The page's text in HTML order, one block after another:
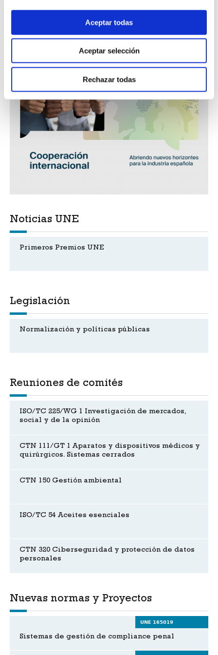
Aceptar todas
Aceptar selección
Rechazar todas
Noticias UNE
Primeros Premios UNE
Legislación
Normalización y políticas públicas
Reuniones de comités
ISO/TC 225/WG 1 Investigación de mercados,
social y de la opinión
CTN 111/GT 1 Aparatos y dispositivos médicos y
quirúrgicos. Sistemas cerrados
CTN 150 Gestión ambiental
ISO/TC 54 Aceites esenciales
CTN 320 Ciberseguridad y protección de datos
personales
Nuevas normas y Proyectos
UNE 165019
Sistemas de gestión de compliance penal